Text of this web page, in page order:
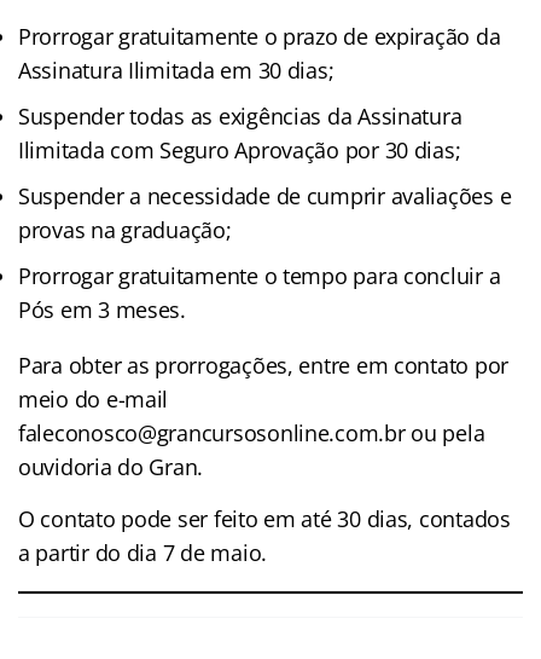
Prorrogar gratuitamente o prazo de expiração da
Assinatura Ilimitada em 30 dias;
Suspender todas as exigências da Assinatura
Ilimitada com Seguro Aprovação por 30 dias;
Suspender a necessidade de cumprir avaliações e
provas na graduação;
Prorrogar gratuitamente o tempo para concluir a
Pós em 3 meses.
Para obter as prorrogações, entre em contato por
meio do e-mail
faleconosco@grancursosonline.com.br ou pela
ouvidoria do Gran.
O contato pode ser feito em até 30 dias, contados
a partir do dia 7 de maio.